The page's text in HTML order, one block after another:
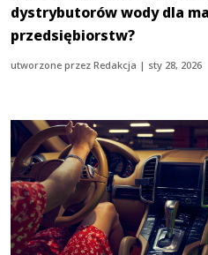
dystrybutorów wody dla
przedsiębiorstw?
utworzone przezRedakcja | sty 28, 2026